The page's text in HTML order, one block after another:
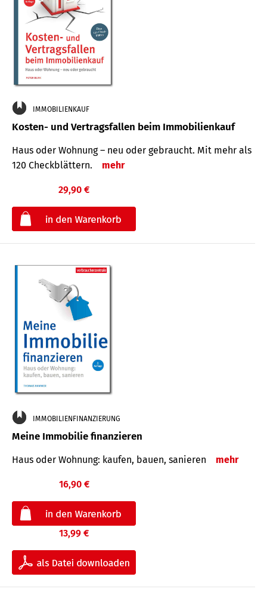
IMMOBILIENKAUF
Kosten- und Vertragsfallen beim Immobilienkauf
Haus oder Wohnung – neu oder gebraucht. Mit mehr als
120 Check­blättern.
mehr
29,90 €
IMMOBILIENFINANZIERUNG
Meine Immobilie finanzieren
Haus oder Wohnung: kaufen, bauen, sanieren mehr
16,90 €
13,99 €